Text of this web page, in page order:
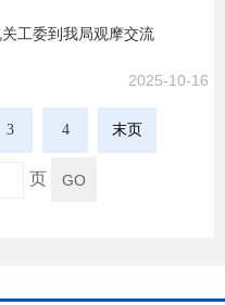
工委到我局观摩交流
2025-10-16
3 4 末页
页